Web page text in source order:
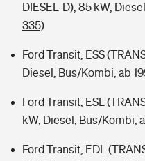
DIESEL-D), 85 kW,
335)
Ford Transit, ESS
Diesel, Bus/Kombi, ab
Ford Transit, ESL
kW, Diesel, Bus/Kombi,
Ford Transit, EDL